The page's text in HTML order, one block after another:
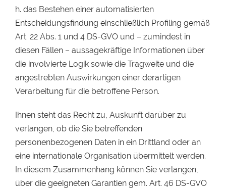
h. das Bestehen einer automatisierten
Entscheidungsfindung einschließlich Profiling gemäß
Art. 22 Abs. 1 und 4 DS-GVO und – zumindest in
diesen Fällen – aussagekräftige Informationen über
die involvierte Logik sowie die Tragweite und die
angestrebten Auswirkungen einer derartigen
Verarbeitung für die betroffene Person.
Ihnen steht das Recht zu, Auskunft darüber zu
verlangen, ob die Sie betreffenden
personenbezogenen Daten in ein Drittland oder an
eine internationale Organisation übermittelt werden.
In diesem Zusammenhang können Sie verlangen,
über die geeigneten Garantien gem. Art. 46 DS-GVO